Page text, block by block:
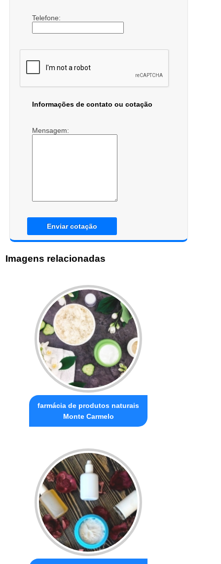
Telefone:
Informações de contato ou cotação
Mensagem:
Enviar cotação
Imagens relacionadas
farmácia de produtos naturais
Monte Carmelo